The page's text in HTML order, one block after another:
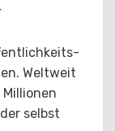
Weltweit
selbst